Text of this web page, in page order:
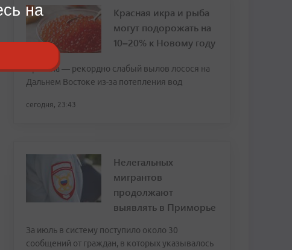
Красная икра и рыба
могут подорожать на
10–20% к Новому году
Причина — рекордно слабый вылов лосося на
Дальнем Востоке из-за потепления вод
сегодня, 23:43
Нелегальных
мигрантов
продолжают
выявлять в Приморье
За июль в систему поступило около 30
сообщений от граждан, в которых указывалось
на